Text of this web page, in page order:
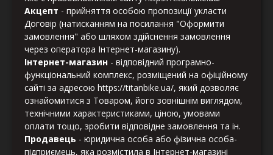
Акцепт - прийняття особою пропозиції укласти
Договір (натисканням на посилання "Оформити
замовлення" або шляхом здійснення замовлення
через оператора Інтернет-магазину).
Інтернет-магазин - відповідний програмно-
функціональний комплекс, розміщений на офіційному
сайті за адресою https://titanbike.ua/, який дозволяє
ознайомитися з Товаром, його зовнішнім виглядом,
технічними характеристиками, ціною, умовами
оплати тощо, зробити відповідне замовлення та ін.
Продавець - юридична особа або фізична особа-
підприємець, яка розмістила в Інтернет-магазині